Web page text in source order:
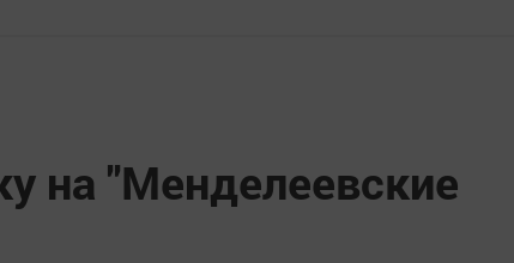
на "Менделеевские